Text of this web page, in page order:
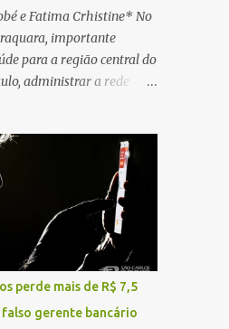
porém, apesar de
o motorista não
Às 17h03,
de Suporte Avançado
e Fatima Crhistine* No
importante
para a região central do
administrar a rede
hospitais, unidades
de média e alta
atendem pacientes não
mas também de
entorno, ampliando
a responsabilidade da
Único de Saúde
anos, o Governo Federal
destinados ao
perde mais de R$ 7,5
gerente bancário